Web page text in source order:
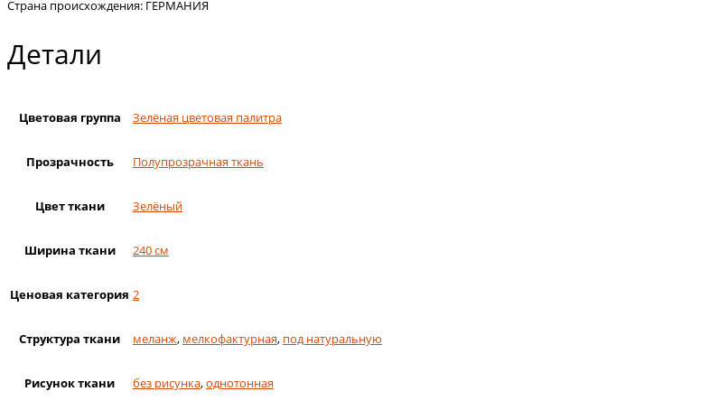
Страна происхождения: ГЕРМАНИЯ
Детали
Цветовая группа Зелёная цветовая палитра
Прозрачность Полупрозрачная ткань
Цвет ткани Зелёный
Ширина ткани 240 см
Ценовая категория 2
Структура ткани меланж, мелкофактурная, под натуральную
Рисунок ткани без рисунка,однотонная